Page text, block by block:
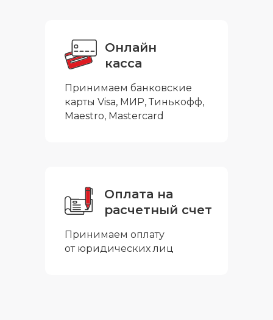
Онлайн
касса
Принимаем банковские
карты Visa, МИР, Тинькофф,
Maestro, Mastercard
Оплата на
расчетный счет
Принимаем оплату
от юридических лиц